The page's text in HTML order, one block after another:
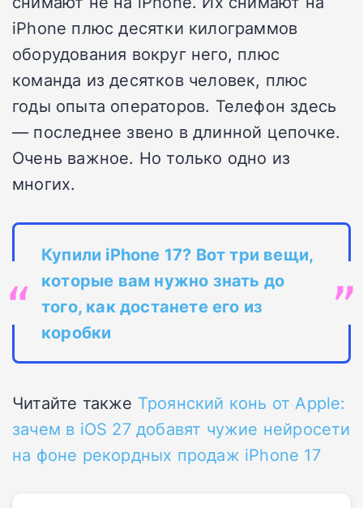
iPhone плюс десятки килограммов
оборудования вокруг него, плюс
команда из десятков человек, плюс
годы опыта операторов. Телефон здесь
— последнее звено в длинной цепочке.
Очень важное. Но только одно из
многих.
Купили iPhone 17? Вот три вещи,
которые вам нужно знать до
того, как достанете его из
коробки
Читайте также Троянский конь от Apple:
зачем в iOS 27 добавят чужие нейросети
на фоне рекордных продаж iPhone 17